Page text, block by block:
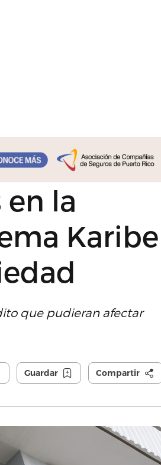
en la
Karibe
que pudieran afectar
Guardar Compartir